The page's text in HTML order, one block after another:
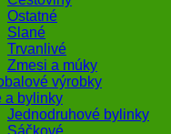
Ostatné
Slané
Trvanlivé
Zmesi a múky
výrobky
a bylinky
Jednodruhové bylinky
Sáčkové